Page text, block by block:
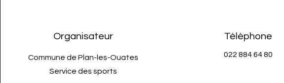
Organisateur
Commune de Plan-les-Ouates
Service des sports
Téléphone
022 884 64 80